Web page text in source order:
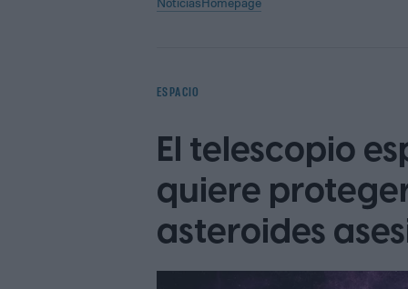
ESPACIO
El telescopio
quiere
asteroides